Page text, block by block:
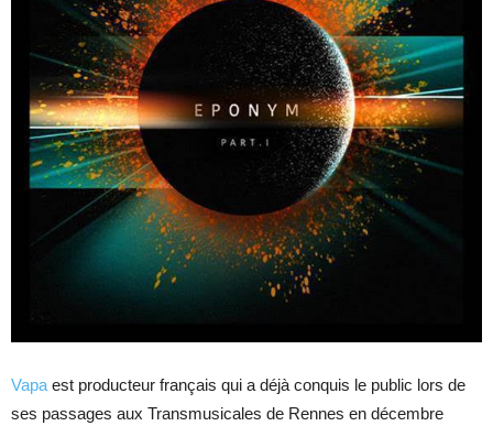
Vapa est producteur français qui a déjà conquis le public lors de
ses passages aux Transmusicales de Rennes en décembre